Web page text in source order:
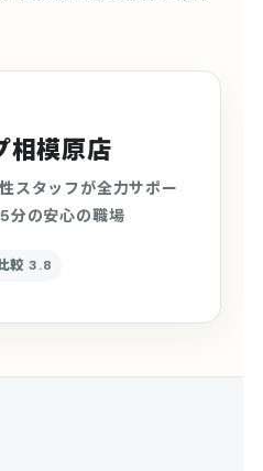
相模原店
スタッフが全力サポー
分の安心の職場
較 3.8